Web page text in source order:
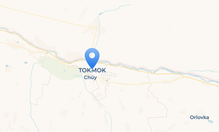
Travelers' Map wird geladen …
Wenn du dies siehst, nachdem deine Seite vollständig geladen wurde,
fehlen leafletJS-Dateien.